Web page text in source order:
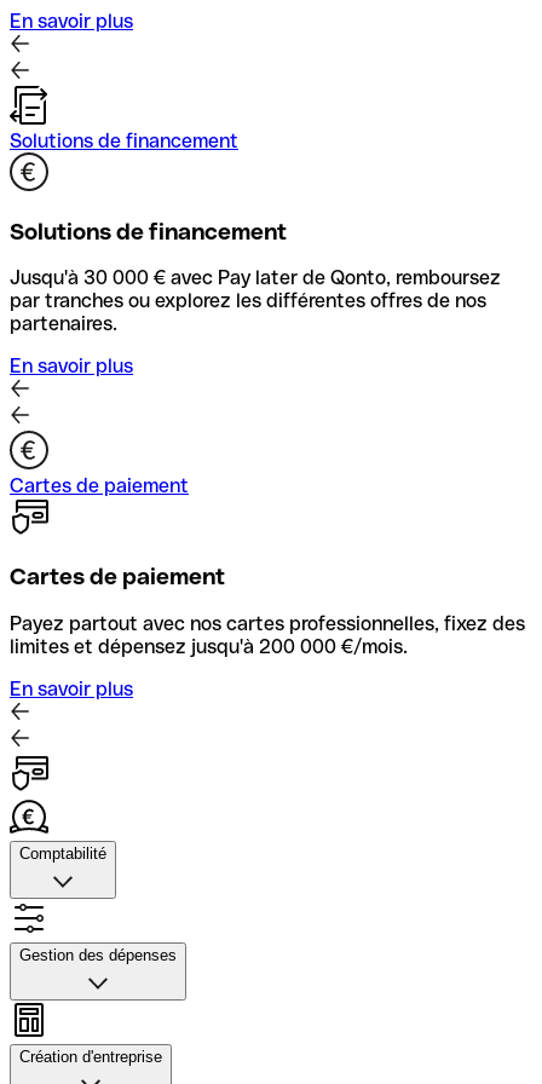
En savoir plus
Solutions de financement
Solutions de financement
Jusqu'à 30 000 € avec Pay later de Qonto, remboursez
par tranches ou explorez les différentes offres de nos
partenaires.
En savoir plus
Cartes de paiement
Cartes de paiement
Payez partout avec nos cartes professionnelles, fixez des
limites et dépensez jusqu'à 200 000 €/mois.
En savoir plus
Comptabilité
Comptabilité
Importez vos reçus, automatisez la gestion des factures
et connectez votre outil comptable pour une
réconciliation rapide.
En savoir plus
Gestion des dépenses
Gestion des dépenses
Mettez en place des flux d’approbation, suivez les
dépenses, personnalisez les cartes et exportez les
Création d'entreprise